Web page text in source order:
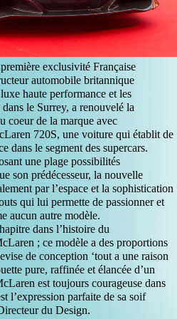
exclusivité Française
automobile britannique
haute performance et les
le Surrey, a renouvelé la
coeur de la marque avec
720S, une voiture qui établit de
dans le segment des supercars.
une plage possibilités
son prédécesseur, la nouvelle
par l’espace et la sophistication
qui lui permette de passionner et
aucun autre modèle.
dans l’histoire du
; ce modèle a des proportions
de conception ‘tout a une raison
pure, raffinée et élancée d’un
est toujours courageuse dans
l’expression parfaite de sa soif
du Design.